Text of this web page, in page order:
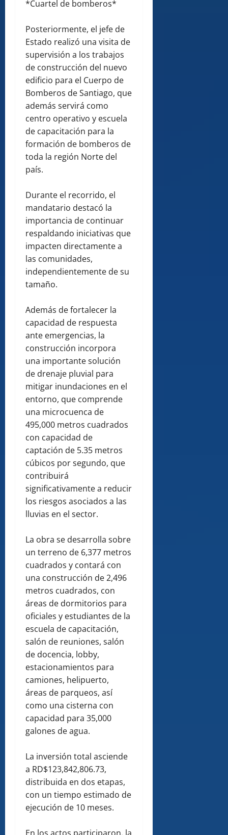
*Cuartel de bomberos*
Posteriormente, el jefe de
Estado realizó una visita de
supervisión a los trabajos
de construcción del nuevo
edificio para el Cuerpo de
Bomberos de Santiago, que
además servirá como
centro operativo y escuela
de capacitación para la
formación de bomberos de
toda la región Norte del
país.
Durante el recorrido, el
mandatario destacó la
importancia de continuar
respaldando iniciativas que
impacten directamente a
las comunidades,
independientemente de su
tamaño.
Además de fortalecer la
capacidad de respuesta
ante emergencias, la
construcción incorpora
una importante solución
de drenaje pluvial para
mitigar inundaciones en el
entorno, que comprende
una microcuenca de
495,000 metros cuadrados
con capacidad de
captación de 5.35 metros
cúbicos por segundo, que
contribuirá
significativamente a reducir
los riesgos asociados a las
lluvias en el sector.
La obra se desarrolla sobre
un terreno de 6,377 metros
cuadrados y contará con
una construcción de 2,496
metros cuadrados, con
áreas de dormitorios para
oficiales y estudiantes de la
escuela de capacitación,
salón de reuniones, salón
de docencia, lobby,
estacionamientos para
camiones, helipuerto,
áreas de parqueos, así
como una cisterna con
capacidad para 35,000
galones de agua.
La inversión total asciende
a RD$123,842,806.73,
distribuida en dos etapas,
con un tiempo estimado de
ejecución de 10 meses.